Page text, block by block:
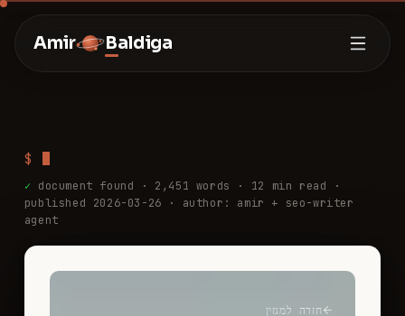
Amir Baldiga
$
✓ document found · 2,451 words · 12 min read ·
published 2026-03-26 · author: amir + seo-writer
agent
חזרה למגזין